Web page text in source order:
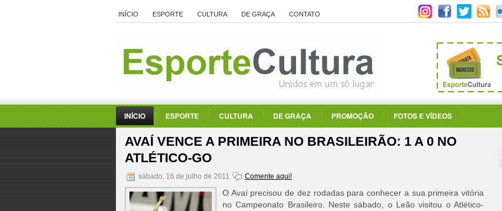
INÍCIO ESPORTE CULTURA DE GRAÇA CONTATO
INÍCIO ESPORTE CULTURA DE GRAÇA PROMOÇÃO FOTOS E VÍDEOS
AVAÍ VENCE A PRIMEIRA NO BRASILEIRÃO: 1 A 0 NO
ATLÉTICO-GO
sábado, 16 de julho de 2011 Comente aqui!
O Avaí precisou de dez rodadas para conhecer a sua primeira vitória
no Campeonato Brasileiro. Neste sábado, o Leão visitou o Atlético-